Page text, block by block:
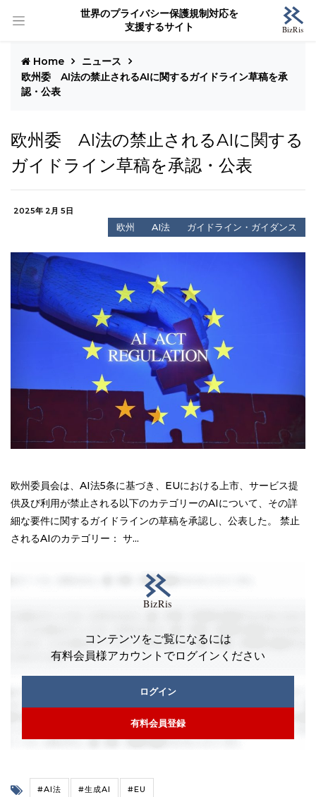
世界のプライバシー保護規制対応を
支援するサイト
Home
ニュース
欧州委 AI法の禁止されるAIに関するガイドライン草稿を承
認・公表
欧州委 AI法の禁止されるAIに関する
ガイドライン草稿を承認・公表
2025年 2月 5日
欧州 AI法 ガイドライン・ガイダンス
欧州委員会は、AI法5条に基づき、EUにおける上市、サービス提
供及び利用が禁止される以下のカテゴリーのAIについて、その詳
細な要件に関するガイドラインの草稿を承認し、公表した。 禁止
されるAIのカテゴリー： サ...
コンテンツをご覧になるには
有料会員様アカウントでログインください
ログイン
有料会員登録
#AI法 #生成AI #EU